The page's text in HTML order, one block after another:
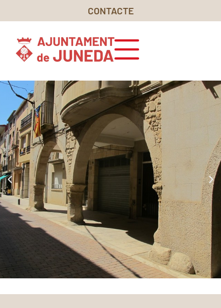
CONTACTE